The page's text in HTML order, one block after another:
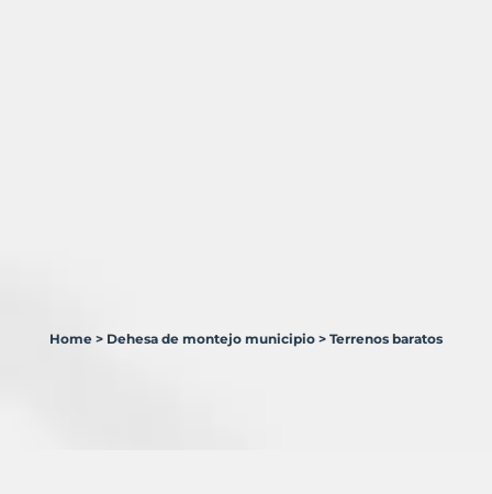
Home > Dehesa de montejo municipio > Terrenos baratos